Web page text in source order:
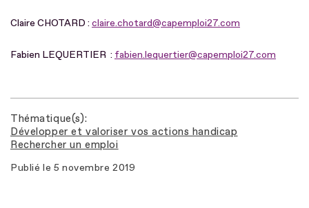
Claire CHOTARD : claire.chotard@capemploi27.com
Fabien LEQUERTIER : fabien.lequertier@capemploi27.com
Thématique(s)
Développer et valoriser vos actions handicap
Rechercher un emploi
Publié le 5 novembre 2019